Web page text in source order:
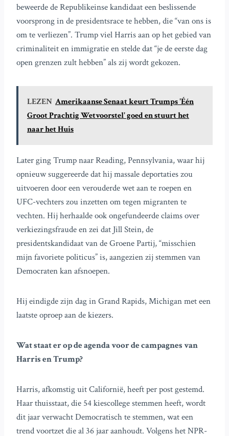
beweerde de Republikeinse kandidaat een beslissende
voorsprong in de presidentsrace te hebben, die “van ons is
om te verliezen”. Trump viel Harris aan op het gebied van
criminaliteit en immigratie en stelde dat “je de eerste dag
open grenzen zult hebben” als zij wordt gekozen.
LEZEN Amerikaanse Senaat keurt Trumps 'Één
Groot Prachtig Wetvoorstel' goed en stuurt het
naar het Huis
Later ging Trump naar Reading, Pennsylvania, waar hij
opnieuw suggereerde dat hij massale deportaties zou
uitvoeren door een verouderde wet aan te roepen en
UFC-vechters zou inzetten om tegen migranten te
vechten. Hij herhaalde ook ongefundeerde claims over
verkiezingsfraude en zei dat Jill Stein, de
presidentskandidaat van de Groene Partij, “misschien
mijn favoriete politicus” is, aangezien zij stemmen van
Democraten kan afsnoepen.
Hij eindigde zijn dag in Grand Rapids, Michigan met een
laatste oproep aan de kiezers.
Wat staat er op de agenda voor de campagnes van
Harris en Trump?
Harris, afkomstig uit Californië, heeft per post gestemd.
Haar thuisstaat, die 54 kiescollege stemmen heeft, wordt
dit jaar verwacht Democratisch te stemmen, wat een
trend voortzet die al 36 jaar aanhoudt. Volgens het NPR-